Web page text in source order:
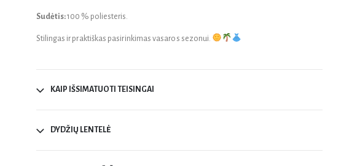
Sudėtis:100 % poliesteris.
Stilingas ir praktiškas pasirinkimas vasaros sezonui.
KAIP IŠSIMATUOTI TEISINGAI
DYDŽIŲ LENTELĖ